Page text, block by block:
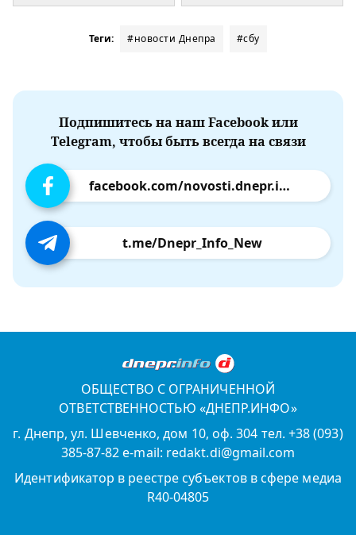
Теги: #новости Днепра #сбу
Подпишитесь на наш Facebook или
Telegram, чтобы быть всегда на связи
facebook.com/novosti.dnepr.info
t.me/Dnepr_Info_New
ОБЩЕСТВО С ОГРАНИЧЕННОЙ
ОТВЕТСТВЕННОСТЬЮ «ДНЕПР.ИНФО»
г. Днепр, ул. Шевченко, дом 10, оф. 304 тел. +38 (093)
385-87-82 e-mail: redakt.di@gmail.com
Идентификатор в реестре субъектов в сфере медиа
R40-04805